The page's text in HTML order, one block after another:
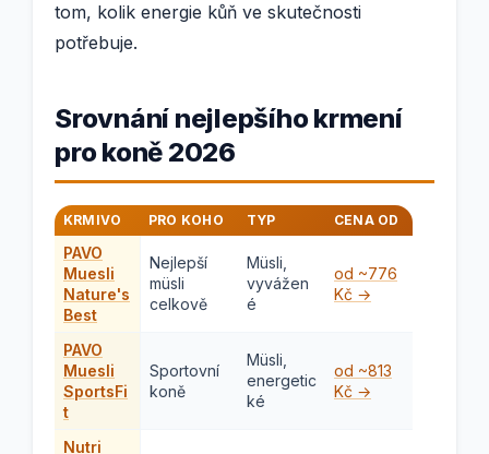
tom, kolik energie kůň ve skutečnosti
potřebuje.
Srovnání nejlepšího krmení
pro koně 2026
KRMIVO PRO KOHO TYP CENA OD
PAVO
Muesli
Nature's
Best
Nejlepší
müsli
celkově
Müsli,
vyvážen
é
od ~776
Kč →
PAVO
Muesli
SportsFi
t
Sportovní
koně
Müsli,
energetic
ké
od ~813
Kč →
Nutri